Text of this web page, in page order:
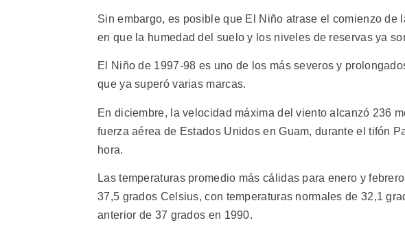
Sin embargo, es posible que El Niño atrase el comienzo de
en que la humedad del suelo y los niveles de reservas ya
El Niño de 1997-98 es uno de los más severos y
que ya superó varias marcas.
En diciembre, la velocidad máxima del viento alcanzó 236
fuerza aérea de Estados Unidos en Guam, durante el tifón
hora.
Las temperaturas promedio más cálidas para enero y
37,5 grados Celsius, con temperaturas normales de 32,1
anterior de 37 grados en 1990.